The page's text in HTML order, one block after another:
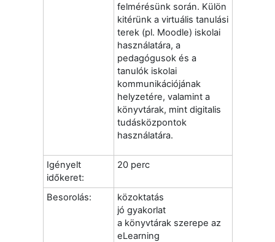
felmérésünk során. Külön
kitérünk a virtuális tanulási
terek (pl. Moodle) iskolai
használatára, a
pedagógusok és a
tanulók iskolai
kommunikációjának
helyzetére, valamint a
könyvtárak, mint digitalis
tudásközpontok
használatára.
Igényelt
időkeret:
20 perc
Besorolás:
közoktatás
jó gyakorlat
a könyvtárak szerepe az
eLearning